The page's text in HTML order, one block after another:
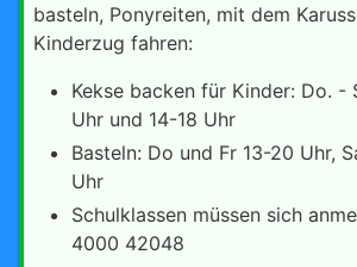
basteln, Ponyreiten, mit dem
Kinderzug fahren:
Kekse backen für Kinder: Do. -
Uhr und 14-18 Uhr
Basteln: Do und Fr 13-20 Uhr,
Uhr
Schulklassen müssen sich
4000 42048